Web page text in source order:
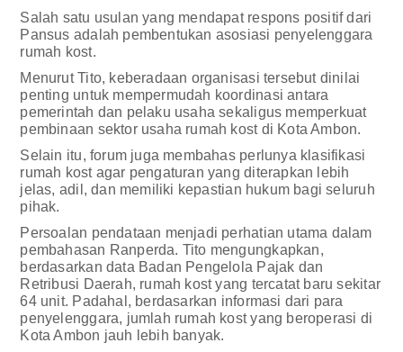
Salah satu usulan yang mendapat respons positif dari
Pansus adalah pembentukan asosiasi penyelenggara
rumah kost.
Menurut Tito, keberadaan organisasi tersebut dinilai
penting untuk mempermudah koordinasi antara
pemerintah dan pelaku usaha sekaligus memperkuat
pembinaan sektor usaha rumah kost di Kota Ambon.
Selain itu, forum juga membahas perlunya klasifikasi
rumah kost agar pengaturan yang diterapkan lebih
jelas, adil, dan memiliki kepastian hukum bagi seluruh
pihak.
Persoalan pendataan menjadi perhatian utama dalam
pembahasan Ranperda. Tito mengungkapkan,
berdasarkan data Badan Pengelola Pajak dan
Retribusi Daerah, rumah kost yang tercatat baru sekitar
64 unit. Padahal, berdasarkan informasi dari para
penyelenggara, jumlah rumah kost yang beroperasi di
Kota Ambon jauh lebih banyak.